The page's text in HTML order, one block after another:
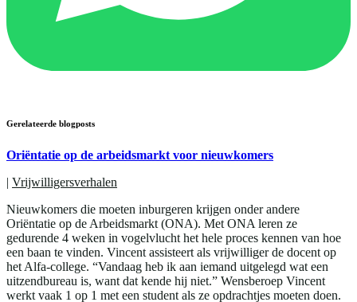
Gerelateerde blogposts
Oriëntatie op de arbeidsmarkt voor nieuwkomers
| Vrijwilligersverhalen
Nieuwkomers die moeten inburgeren krijgen onder andere
Oriëntatie op de Arbeidsmarkt (ONA). Met ONA leren ze
gedurende 4 weken in vogelvlucht het hele proces kennen van hoe
een baan te vinden. Vincent assisteert als vrijwilliger de docent op
het Alfa-college. “Vandaag heb ik aan iemand uitgelegd wat een
uitzendbureau is, want dat kende hij niet.” Wensberoep Vincent
werkt vaak 1 op 1 met een student als ze opdrachtjes moeten doen.